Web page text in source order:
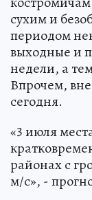
сухим и
периодом
выходные и
недели, а
Впрочем,
сегодня.
«3 июля
районах с
м/с», -